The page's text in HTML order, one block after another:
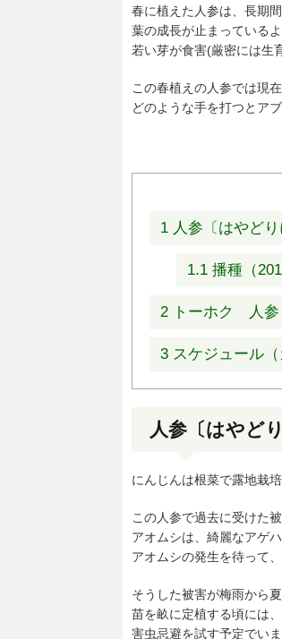
春に植えた人参は、長期
葉の成長が止まっている
若い芽が食害(厳密には生
この春植えの人参では現
どのような手を打つとア
1 人参〔はやど
1.1 播種（
2 トーホク 人参
3 スケジュール（
人参〔はやど
にんじんは根菜で露地栽
この人参で過去に受けた
アオムシは、綺麗なアゲ
アオムシの発生を待って
そうした被害が梅雨から
苗を畝に定植する頃には
害虫忌避を試す予定でいま